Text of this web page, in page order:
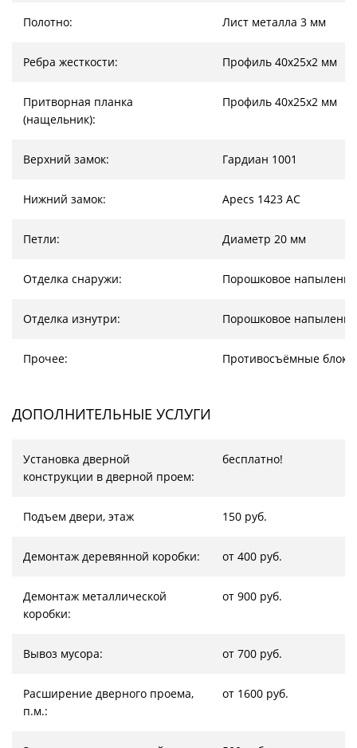
Полотно: Лист металла 3 мм
Ребра жесткости: Профиль 40х25х2 мм
Притворная планка
(нащельник):
Профиль 40х25х2 мм
Верхний замок: Гардиан 1001
Нижний замок: Apecs 1423 AC
Петли: Диаметр 20 мм
Отделка снаружи: Порошковое напыление
Отделка изнутри: Порошковое напыление
Прочее: Противосъёмные
ДОПОЛНИТЕЛЬНЫЕ УСЛУГИ
Установка дверной
конструкции в дверной проем:
бесплатно!
Подъем двери, этаж 150 руб.
Демонтаж деревянной коробки: от 400 руб.
Демонтаж металлической
коробки:
от 900 руб.
Вывоз мусора: от 700 руб.
Расширение дверного проема,
п.м.:
от 1600 руб.